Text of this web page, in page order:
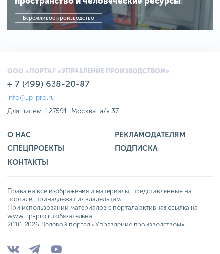
Бережливое производство
ООО «ПОРТАЛ «УПРАВЛЕНИЕ ПРОИЗВОДСТВОМ»
+ 7 (499) 638-20-87
info@up-pro.ru
Для писем: 127591, Москва, а/я 37
О НАС
РЕКЛАМОДАТЕЛЯМ
СПЕЦПРОЕКТЫ
ПОДПИСКА
КОНТАКТЫ
Права на все изображения и материалы, представленные на
портале, принадлежат их владельцам.
При использовании материалов с портала активная ссылка на
www.up-pro.ru обязательна.
2010-2026 Деловой портал «Управление производством»